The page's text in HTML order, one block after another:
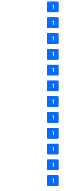
1
1
1
1
1
1
1
1
1
1
1
1